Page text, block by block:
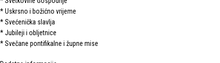
* Uskrsno i božićno vrijeme
* Svećenička slavlja
* Jubileji i obljetnice
* Svečane pontifikalne i župne mise